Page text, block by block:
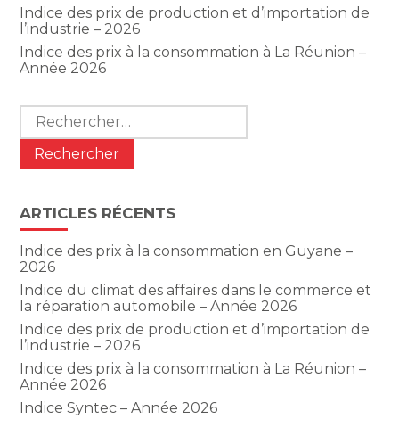
Indice des prix de production et d’importation de
l’industrie – 2026
Indice des prix à la consommation à La Réunion –
Année 2026
Rechercher :
ARTICLES RÉCENTS
Indice des prix à la consommation en Guyane –
2026
Indice du climat des affaires dans le commerce et
la réparation automobile – Année 2026
Indice des prix de production et d’importation de
l’industrie – 2026
Indice des prix à la consommation à La Réunion –
Année 2026
Indice Syntec – Année 2026